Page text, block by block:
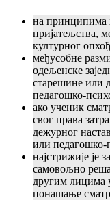
на принципима
пријатељства,
културног
међусобне
одељенске
старешине или
педагошко-
ако ученик
свог права
дежурног
или
најстрижије је
самовољно
другим лицима
понашање